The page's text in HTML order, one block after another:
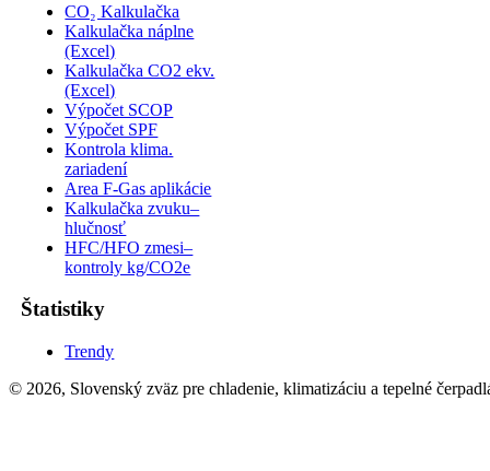
CO₂ Kalkulačka
Kalkulačka náplne
(Excel)
Kalkulačka CO2 ekv.
(Excel)
Výpočet SCOP
Výpočet SPF
Kontrola klima.
zariadení
Area F-Gas aplikácie
Kalkulačka zvuku–
hlučnosť
HFC/HFO zmesi–
kontroly kg/CO2e
Štatistiky
Trendy
© 2026, Slovenský zväz pre chladenie, klimatizáciu a tepelné